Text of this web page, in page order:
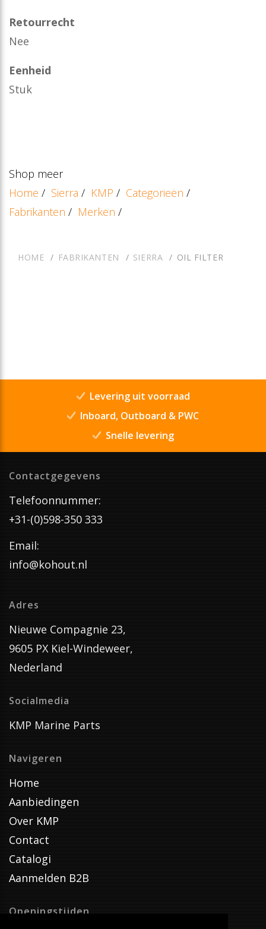
Retourrecht
Nee
Eenheid
Stuk
Shop meer
Home / Sierra / KMP / Categorieën /
Fabrikanten / Merken /
HOME FABRIKANTEN SIERRA OIL FILTER
Levering uit voorraad
Inboard, Outboard & PWC
Snelle levering
Contactgegevens
Telefoonnummer:
+31-(0)598-350 333
Email:
info@kohout.nl
Adres
Nieuwe Compagnie 23,
9605 PX Kiel-Windeweer,
Nederland
Socialmedia
KMP Marine Parts
Navigeren
Home
Aanbiedingen
Over KMP
Contact
Catalogi
Aanmelden B2B
Openingstijden